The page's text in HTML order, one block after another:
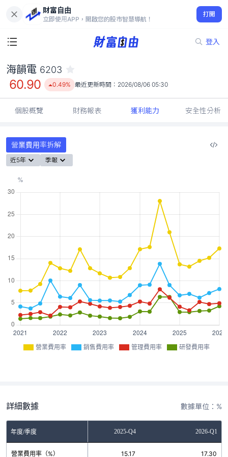
財富自由
立即使用APP，開啟您的股市智慧導航！
打開
登入
60.90
0.49%
海韻電 6203
60.90 0.49% 最近更新時間： 2026/08/06 05:30
個股概覽 財務報表 獲利能力 安全性分析
營業費用率拆解
近5年 季報
營業費用率 銷售費用率 管理費用率 研發費用率
詳細數據 數據單位：%
年度/季度2025-Q3 2025-Q4 2026-Q1
營業費用率（%）
14.50 15.17 17.30